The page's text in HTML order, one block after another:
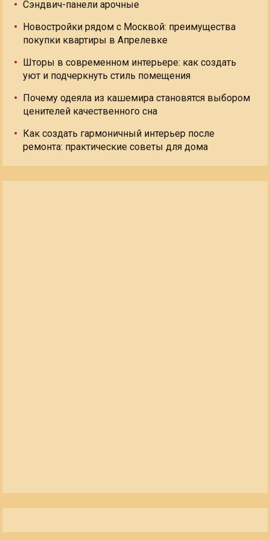
Сэндвич-панели арочные
Новостройки рядом с Москвой: преимущества
покупки квартиры в Апрелевке
Шторы в современном интерьере: как создать
уют и подчеркнуть стиль помещения
Почему одеяла из кашемира становятся выбором
ценителей качественного сна
Как создать гармоничный интерьер после
ремонта: практические советы для дома